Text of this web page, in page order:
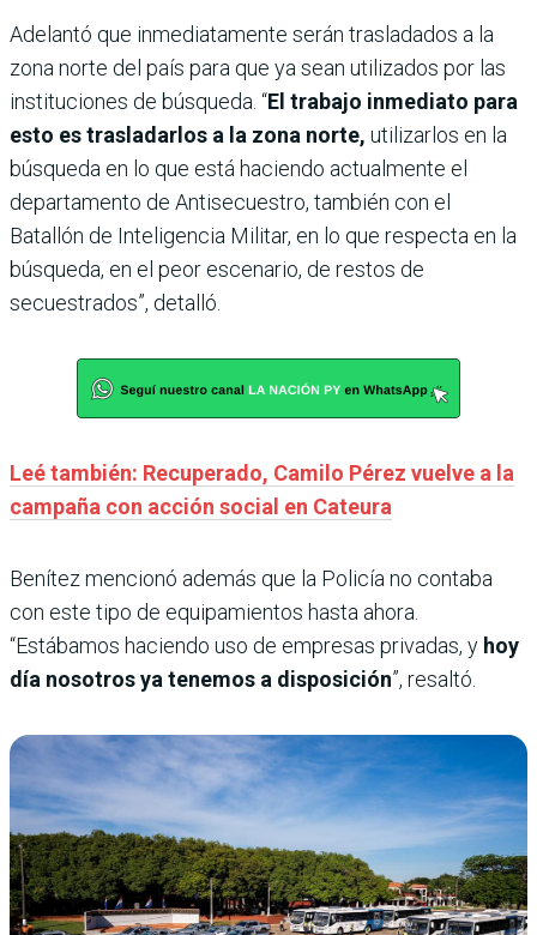
Adelantó que inmediatamente serán trasladados a la
zona norte del país para que ya sean utilizados por las
instituciones de búsqueda. “El trabajo inmediato para
esto es trasladarlos a la zona norte, utilizarlos en la
búsqueda en lo que está haciendo actualmente el
departamento de Antisecuestro, también con el
Batallón de Inteligencia Militar, en lo que respecta en la
búsqueda, en el peor escenario, de restos de
secuestrados”, detalló.
Leé también: Recuperado, Camilo Pérez vuelve a la
campaña con acción social en Cateura
Benítez mencionó además que la Policía no contaba
con este tipo de equipamientos hasta ahora.
“Estábamos haciendo uso de empresas privadas, y hoy
día nosotros ya tenemos a disposición”, resaltó.